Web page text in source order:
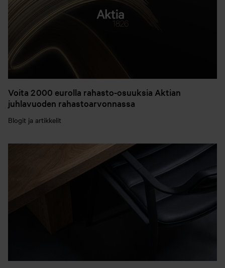
Voita 2 000 eurolla rahasto-osuuksia Aktian
juhlavuoden rahastoarvonnassa
Blogit ja artikkelit